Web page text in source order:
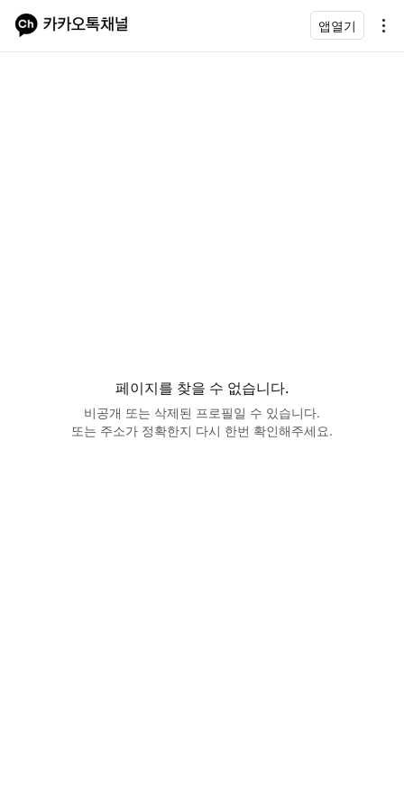
앱열기
페이지를 찾을 수 없습니다.
비공개 또는 삭제된 프로필일 수 있습니다.
또는 주소가 정확한지 다시 한번 확인해주세요.